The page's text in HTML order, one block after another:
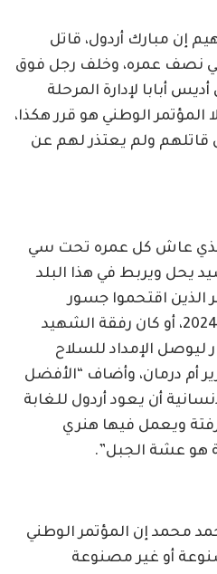
إن مبارك أردول، قاتل
نصف عمره، وخلف رجل فوق
أبابا لإدارة المرحلة
المؤتمر الوطني هو قرر هكذا،
قاتلهم ولم يعتذر لهم عن
الذي عاش كل عمره تحت سي
يحل ويربط في هذا البلد
الذين اقتحموا جسور
العاصمة فجر 26 سبتمبر 2024، أو كان رفقة الشهيد
ليوصل الإمداد للسلاح
أم درمان، وأضاف “الأفضل
أن يعود أردول للغابة
ويعمل فيها هنري
هو عشة الجبل”.
محمد إن المؤتمر الوطني
أو غير مصنوعة